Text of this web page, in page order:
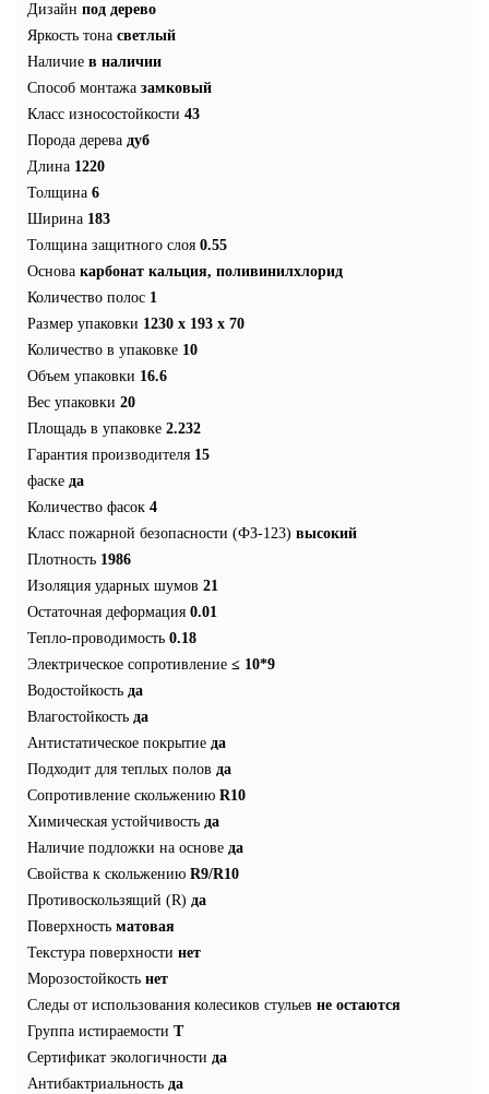
Дизайн под дерево
Яркость тона светлый
Наличие в наличии
Способ монтажа замковый
Класс износостойкости 43
Порода дерева дуб
Длина 1220
Толщина 6
Ширина 183
Толщина защитного слоя 0.55
Основа карбонат кальция, поливинилхлорид
Количество полос 1
Размер упаковки 1230 x 193 x 70
Количество в упаковке 10
Объем упаковки 16.6
Вес упаковки 20
Площадь в упаковке 2.232
Гарантия производителя 15
фаске да
Количество фасок 4
Класс пожарной безопасности (ФЗ-123) высокий
Плотность 1986
Изоляция ударных шумов 21
Остаточная деформация 0.01
Тепло-проводимость 0.18
Электрическое сопротивление ≤ 10*9
Водостойкость да
Влагостойкость да
Антистатическое покрытие да
Подходит для теплых полов да
Сопротивление скольжению R10
Химическая устойчивость да
Наличие подложки на основе да
Свойства к скольжению R9/R10
Противоскользящий (R) да
Поверхность матовая
Текстура поверхности нет
Морозостойкость нет
Следы от использования колесиков стульев не остаются
Группа истираемости Т
Сертификат экологичности да
Антибактриальность да